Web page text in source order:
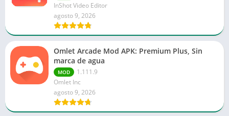
InShot Video Editor
agosto 9, 2026
Omlet Arcade Mod APK: Premium Plus, Sin
marca de agua
MOD
1.111.9
Omlet Inc
agosto 9, 2026